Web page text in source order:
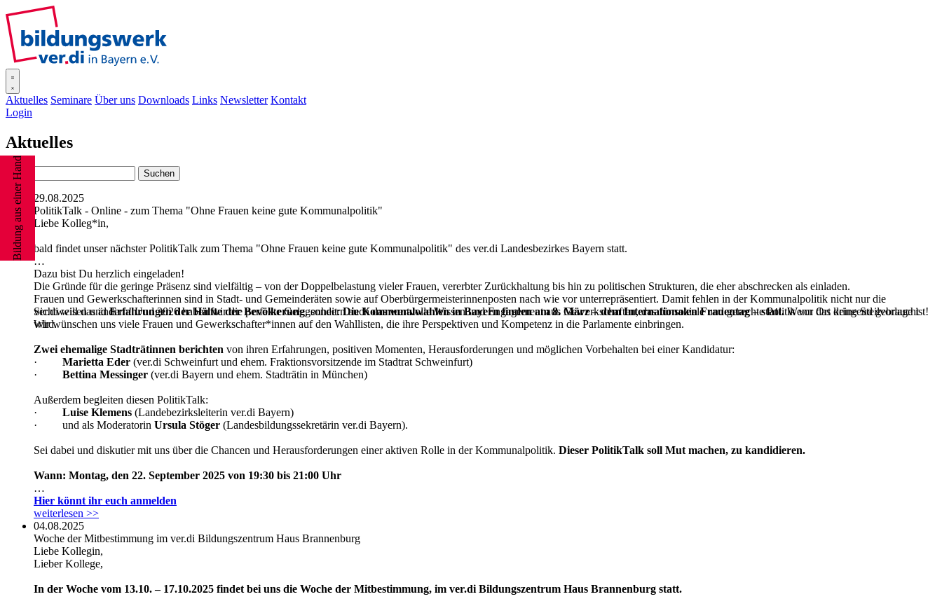
Bildung aus einer Hand
Aktuelles Seminare Über uns Downloads Links Newsletter Kontakt
Login
Aktuelles
29.08.2025
PolitikTalk - Online - zum Thema "Ohne Frauen keine gute Kommunalpolitik"
Liebe Kolleg*in,
bald findet unser nächster PolitikTalk zum Thema "Ohne Frauen keine gute Kommunalpolitik" des ver.di Landesbezirkes Bayern statt.
Dazu bist Du herzlich eingeladen!
Frauen und Gewerkschafterinnen sind in Stadt- und Gemeinderäten sowie auf Oberbürgermeis­terinnenposten nach wie vor unterrepräsentiert. Damit fehlen in der Kommunalpolitik nicht nur die
Sichtweisen undErfahrungen der Hälfte der Bevölkerung, sondern auch das wertvolle Wis­sen und Engagement aus Gewerkschaften, das für soziale und gerechte Politik vor Ort dringend gebraucht
wird.
Die Gründe für die geringe Präsenz sind vielfältig – von der Doppelbelastung vieler Frauen, vererbter Zurückhaltung bis hin zu politischen Strukturen, die eher abschrecken als einladen.
ver.di will das ändern! Und 2026 haben wir die perfekte Gelegenheit:Die Kommunalwahlen in Bayern finden am 8. März – dem Internationalen Frauentag – statt.Wenn das keine Steilvorlage ist!
Wir wünschen uns viele Frauen und Gewerkschafter*innen auf den Wahllisten, die ihre Per­spektiven und Kompetenz in die Parlamente einbringen.
Zwei ehemalige Stadträtinnen berichten von ihren Erfahrun­gen, positiven Momenten, Herausforderungen und möglichen Vorbehalten bei einer Kandidatur:
· Marietta Eder (ver.di Schweinfurt und ehem. Fraktionsvorsitzende im Stadtrat Schweinfurt)
· Bettina Messinger (ver.di Bayern und ehem. Stadträtin in München)
Außerdem begleiten diesen PolitikTalk:
· Luise Klemens (Landebezirksleiterin ver.di Bayern)
· und als Moderatorin Ursula Stöger (Landesbildungssekretärin ver.di Bayern).
Sei dabei und diskutier mit uns über die Chancen und Herausforderungen einer aktiven Rolle in der Kommunalpolitik. Dieser PolitikTalk soll Mut machen, zu kandidieren.
Wann: Montag, den 22. September 2025 von 19:30 bis 21:00 Uhr
Hier könnt ihr euch anmelden
weiterlesen >>
04.08.2025
Woche der Mitbestimmung im ver.di Bildungszentrum Haus Brannenburg
Liebe Kollegin,
Lieber Kollege,
In der Woche vom 13.10. – 17.10.2025 findet bei uns die Woche der Mitbestimmung, im ver.di Bildungszentrum Haus Brannenburg statt.